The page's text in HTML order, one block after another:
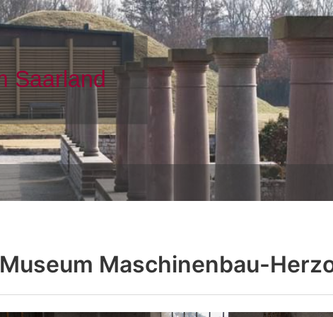
Museum Maschinenbau-